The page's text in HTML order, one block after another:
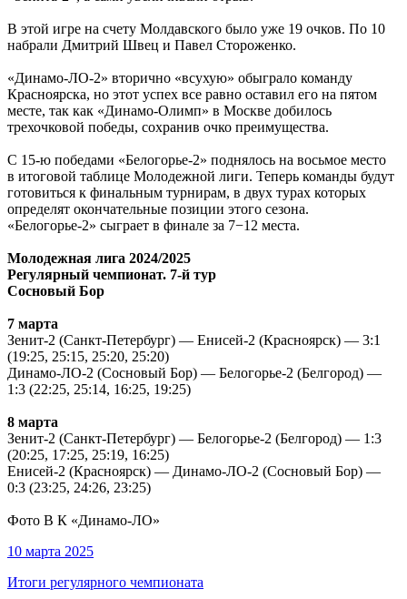
В этой игре на счету Молдавского было уже 19 очков. По 10
набрали Дмитрий Швец и Павел Стороженко.
«Динамо-ЛО-2» вторично «всухую» обыграло команду
Красноярска, но этот успех все равно оставил его на пятом
месте, так как «Динамо-Олимп» в Москве добилось
трехочковой победы, сохранив очко преимущества.
С 15-ю победами «Белогорье-2» поднялось на восьмое место
в итоговой таблице Молодежной лиги. Теперь команды будут
готовиться к финальным турнирам, в двух турах которых
определят окончательные позиции этого сезона.
«Белогорье-2» сыграет в финале за 7−12 места.
Молодежная лига 2024/2025
Регулярный чемпионат. 7-й тур
Сосновый Бор
7 марта
Зенит-2 (Санкт-Петербург) — Енисей-2 (Красноярск) — 3:1
(19:25, 25:15, 25:20, 25:20)
Динамо-ЛО-2 (Сосновый Бор) — Белогорье-2 (Белгород) —
1:3 (22:25, 25:14, 16:25, 19:25)
8 марта
Зенит-2 (Санкт-Петербург) — Белогорье-2 (Белгород) — 1:3
(20:25, 17:25, 25:19, 16:25)
Енисей-2 (Красноярск) — Динамо-ЛО-2 (Сосновый Бор) —
0:3 (23:25, 24:26, 23:25)
Фото В К «Динамо-ЛО»
10 марта 2025
Итоги регулярного чемпионата